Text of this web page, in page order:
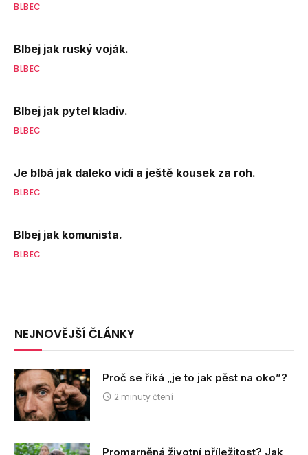
BLBEC
Blbej jak ruský voják.
BLBEC
Blbej jak pytel kladiv.
BLBEC
Je blbá jak daleko vidí a ještě kousek za roh.
BLBEC
Blbej jak komunista.
BLBEC
NEJNOVĚJŠÍ ČLÁNKY
Proč se říká „je to jak pěst na oko”?
2 minuty čtení
Promarněná životní příležitost? Jak